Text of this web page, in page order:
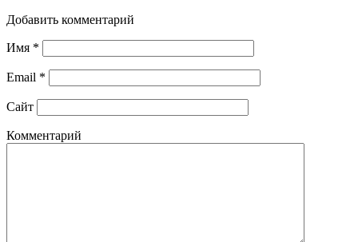
Добавить комментарий
Имя *
Email *
Сайт
Комментарий